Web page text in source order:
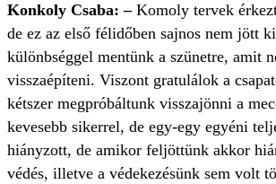
Konkoly Csaba: –Komoly tervek
de ez az első félidőben sajnos nem jött
különbséggel mentünk a szünetre, amit
visszaépíteni. Viszont gratulálok a
kétszer megpróbáltunk visszajönni a
kevesebb sikerrel, de egy-egy egyéni
hiányzott, de amikor feljöttünk akkor
védés, illetve a védekezésünk sem volt